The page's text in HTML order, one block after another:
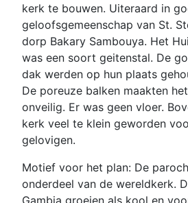
kerk te bouwen. Uiteraard in
geloofsgemeenschap van St.
dorp Bakary Sambouya. Het
was een soort geitenstal. De
dak werden op hun plaats
De poreuze balken maakten
onveilig. Er was geen vloer.
kerk veel te klein geworden
gelovigen.
Motief voor het plan: De
onderdeel van de wereldkerk.